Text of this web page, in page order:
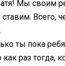
Мы своим
Всего,
ты пока
раз тогда,